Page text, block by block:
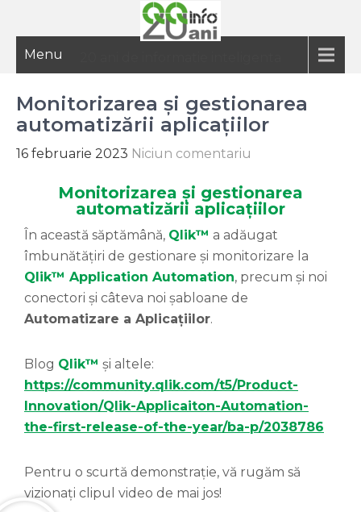
Menu
Monitorizarea și gestionarea
automatizării aplicațiilor
16 februarie 2023 Niciun comentariu
Monitorizarea și gestionarea
automatizării aplicațiilor
În această săptămână, Qlik™ a adăugat
îmbunătățiri de gestionare și monitorizare la
Qlik™ Application Automation, precum și noi
conectori și câteva noi șabloane de
Automatizare a Aplicațiilor.
Blog Qlik™ și altele:
https://community.qlik.com/t5/Product-
Innovation/Qlik-Applicaiton-Automation-
the-first-release-of-the-year/ba-p/2038786
Pentru o scurtă demonstrație, vă rugăm să
vizionați clipul video de mai jos!